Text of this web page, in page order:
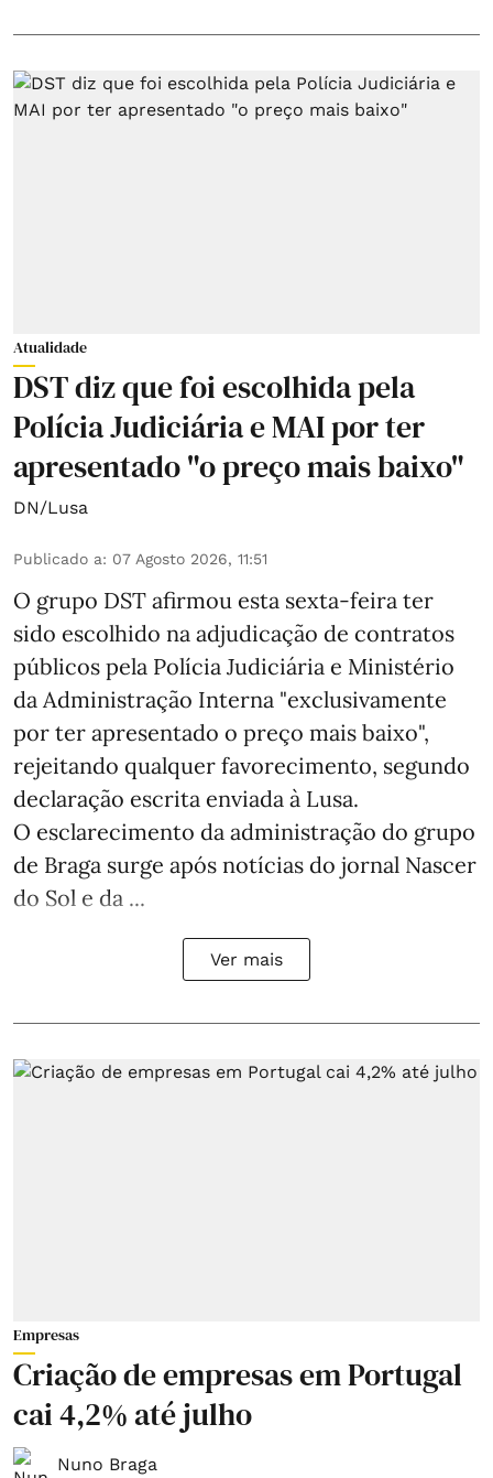
Atualidade
DST diz que foi escolhida pela
Polícia Judiciária e MAI por ter
apresentado "o preço mais baixo"
DN/Lusa
Publicado a: 07 Agosto 2026, 11:51
O grupo DST afirmou esta sexta-feira ter
sido escolhido na adjudicação de contratos
públicos pela Polícia Judiciária e Ministério
da Administração Interna "exclusivamente
por ter apresentado o preço mais baixo",
rejeitando qualquer favorecimento, segundo
declaração escrita enviada à Lusa.
O esclarecimento da administração do grupo
de Braga surge após notícias do jornal Nascer
do Sol e da ...
Ver mais
Empresas
Criação de empresas em Portugal
cai 4,2% até julho
Nuno Braga